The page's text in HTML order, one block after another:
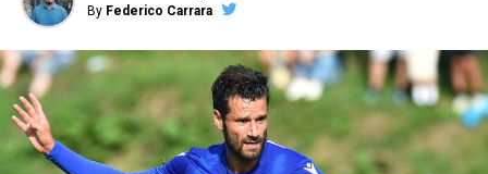
By Federico Carrara